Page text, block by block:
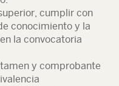
cumplir con
conocimiento y la
la convocatoria
y comprobante